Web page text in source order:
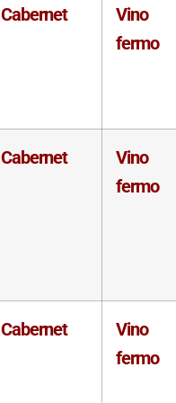
Cabernet
Vino
fermo
Cabernet
Vino
fermo
Cabernet
Vino
fermo